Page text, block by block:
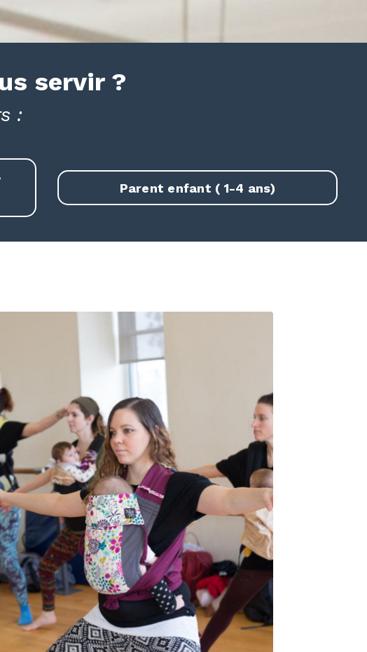
servir ?
:
Parent enfant ( 1-4 ans)